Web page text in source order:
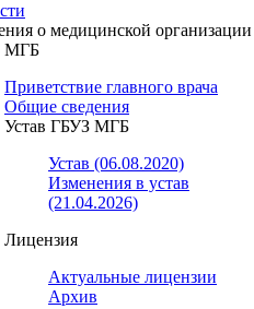
о медицинской организации
МГБ
Приветствие главного врача
Общие сведения
Устав ГБУЗ МГБ
Устав (06.08.2020)
Изменения в устав
(21.04.2026)
Лицензия
Актуальные лицензии
Архив